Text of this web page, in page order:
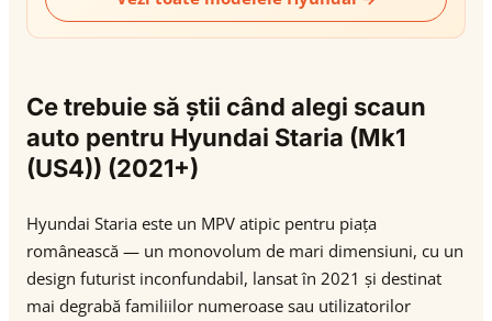
Ce trebuie să știi când alegi scaun
auto pentru Hyundai Staria (Mk1
(US4)) (2021+)
Hyundai Staria este un MPV atipic pentru piața
românească — un monovolum de mari dimensiuni, cu un
design futurist inconfundabil, lansat în 2021 și destinat
mai degrabă familiilor numeroase sau utilizatorilor